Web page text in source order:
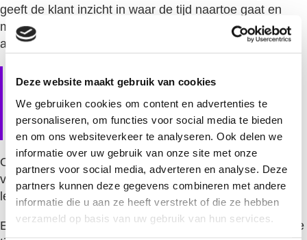
Deze website maakt gebruik van cookies
We gebruiken cookies om content en advertenties te
personaliseren, om functies voor social media te bieden
en om ons websiteverkeer te analyseren. Ook delen we
informatie over uw gebruik van onze site met onze
partners voor social media, adverteren en analyse. Deze
partners kunnen deze gegevens combineren met andere
informatie die u aan ze heeft verstrekt of die ze hebben
verzameld op basis van uw gebruik van hun services.
geeft de klant inzicht in waar de tijd naartoe gaat en
maakt het mogelijk om prioriteiten te stellen of
aanpassingen te vragen.
Veelgemaakte fouten bij
offertes op basis van
projecturen
Ondernemers maken regelmatig dezelfde fouten bij het
vertalen van urenregistratie naar offertes, wat kan
leiden tot onderprijzing of verlies van opdrachten.
Een veelvoorkomende fout is het vergeten van indirecte